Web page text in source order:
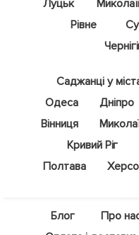
Луцьк
Рівне
Саджанці у
Одеса
Дніпро
Вінниця
Кривий Ріг
Полтава
Блог Про